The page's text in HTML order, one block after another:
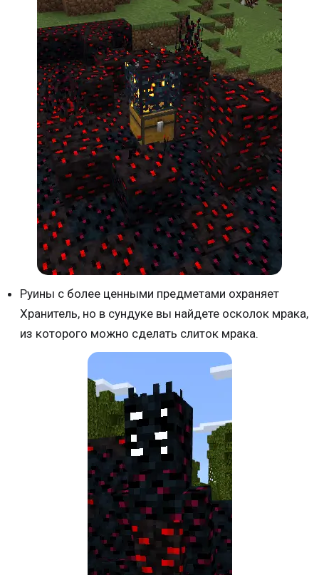
Руины с более ценными предметами охраняет
Хранитель, но в сундуке вы найдете осколок мрака,
из которого можно сделать слиток мрака.